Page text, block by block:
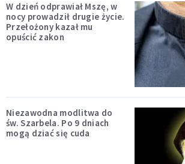
W dzień odprawiał Mszę, w
nocy prowadził drugie życie.
Przełożony kazał mu
opuścić zakon
Niezawodna modlitwa do
św. Szarbela. Po 9 dniach
mogą dziać się cuda